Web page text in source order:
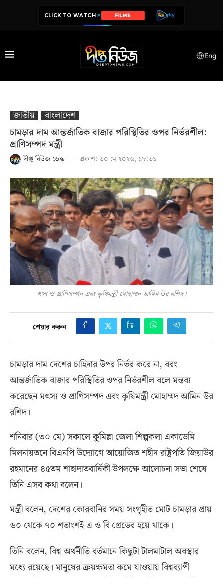
CLICK TO WATCH SERIES
Eng
জাতীয়
বাংলাদেশ
চামড়ার দাম আন্তর্জাতিক বাজার পরিস্থিতির ওপর নির্ভরশীল:
প্রাণিসম্পদ মন্ত্রী
দীপ্ত নিউজ ডেস্ক প্রকাশ:৩০ মে ২০২৬, ১৮:৩১
ৎস্য ও প্রাণিসম্পদ এবং কৃষিমন্ত্রী মোহাম্মদ আমিন উর রশিদ।
শেয়ার করুন
চামড়ার দাম দেশের চাহিদার উপর নির্ভর করে না,বরং
আন্তর্জাতিক বাজার পরিস্থিতির ওপর নির্ভরশীল বলে মন্তব্য
করেছেন মৎস্য ও প্রাণিসম্পদ এবং কৃষিমন্ত্রী মোহাম্মদ আমিন উর
রশিদ।
শনিবার(৩০ মে)সকালে কুমিল্লা জেলা শিল্পকলা একাডেমি
মিলনায়তনে বিএনপি উদ্যোগে আয়োজিত শহীদ রাষ্ট্রপতি জিয়াউর
রহমানের ৪৫তম শাহাদাতবার্ষিকী উপলক্ষে আলোচনা সভা শেষে
তিনি এসব কথা বলেন।
মন্ত্রী বলেন, দেশের কোরবানির সময় সংগৃহীত মোট চামড়ার প্রায়
৬০ থেকে ৭০ শতাংশই এ ও বি গ্রেডের হয়ে থাকে।
তিনি বলেন,বিশ্ব অর্থনীতি বর্তমানে কিছুটা টালমাটাল অবস্থার
মধ্যে রয়েছে। মানুষের ক্রয়ক্ষমতা কমে যাওয়ায় বিশ্বব্যাপী